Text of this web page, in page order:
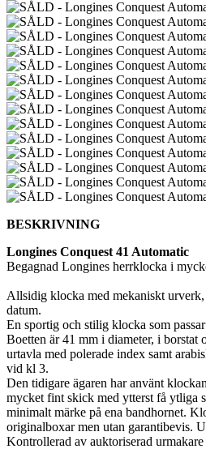
BESKRIVNING
Longines Conquest 41 Automatic
Begagnad Longines herrklocka i
Allsidig klocka med mekaniskt urverk,
datum.
En sportig och stilig klocka som
Boetten är 41 mm i diameter, i borstat
urtavla med polerade index samt
vid kl 3.
Den tidigare ägaren har använt
mycket fint skick med ytterst få ytliga
minimalt märke på ena bandhornet.
originalboxar men utan garantibevis.
Kontrollerad av auktoriserad